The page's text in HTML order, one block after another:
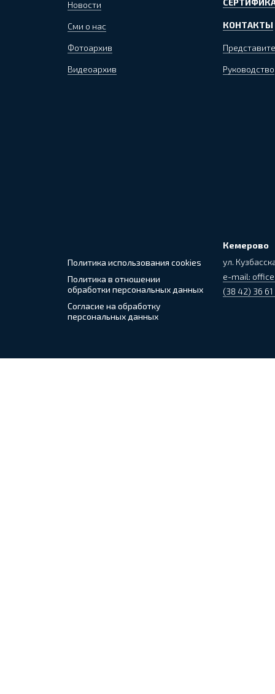
Новости
Сми о нас
Фотоархив
Видеоархив
КОНТАКТЫ
Руководство
Политика использования cookies
Политика в отношении
обработки персональных данных
Согласие на обработку
персональных данных
Кемерово
ул.
e-mail:
(38 42) 36